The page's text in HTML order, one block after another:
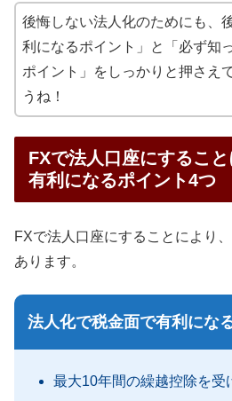
後悔しない法人化のためにも、
利になるポイント」と「必ず知
ポイント」をしっかりと押さえ
うね！
FXで法人口座にするこ
有利になるポイント4つ
FXで法人口座にすることにより
あります。
法人化で税金面で有利にな
最大10年間の繰越控除を受